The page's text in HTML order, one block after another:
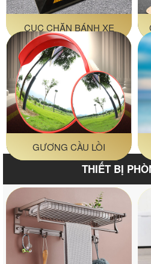
CỤC CHẶN BÁNH XE
GƯƠNG CẦU LỒI
THIẾT BỊ